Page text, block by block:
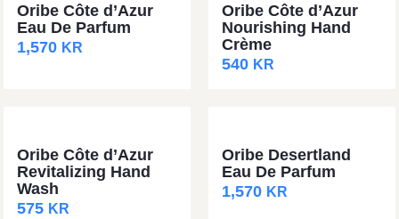
Oribe Côte d’Azur
Eau De Parfum
1,570 KR
Oribe Côte d’Azur
Nourishing Hand
Crème
540 KR
Oribe Côte d’Azur
Revitalizing Hand
Wash
575 KR
Oribe Desertland
Eau De Parfum
1,570 KR